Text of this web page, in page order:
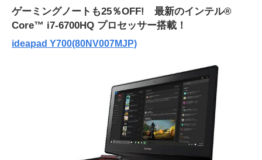
ゲーミングノートも25％OFF! 最新のインテル®
Core™ i7-6700HQ プロセッサー搭載！
ideapad Y700(80NV007MJP)